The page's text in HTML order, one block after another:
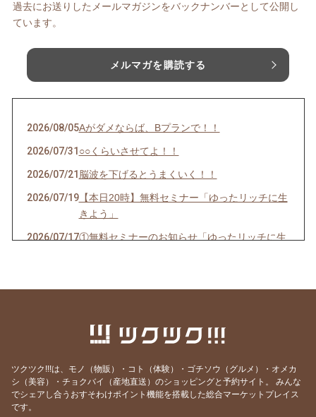
過去にお送りしたメールマガジンをバックナンバーとして公開し
ています。
メルマガを購読する
2026/08/05Aがダメならば、Bプランで！！
2026/07/31 ○○くらいさせてよ！！
2026/07/21 脳波を下げるとうまくいく！！
2026/07/19【本日20時】無料セミナー「ゆったリッチに生
きよう」
2026/07/17①無料セミナーのお知らせ「ゆったリッチに生
験中！！
当？？
化」
2026/06/21運命の出会い！モテ期到来！！をキャンサータ
ツクツク!!!は、モノ（物販）・コト（体験）・ゴチソウ（グルメ）・オメカ
シ（美容）・チョクバイ（産地直送）のショッピングと予約サイト。
みんな
でシェアし合うおすそわけポイント機能を搭載した総合マーケットプレイス
です。